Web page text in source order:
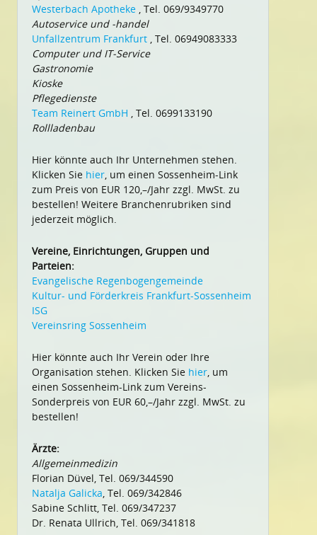
Westerbach Apotheke , Tel. 069/9349770
Autoservice und -handel
Unfallzentrum Frankfurt , Tel. 06949083333
Computer und IT-Service
Gastronomie
Kioske
Pflegedienste
Team Reinert GmbH , Tel. 0699133190
Rollladenbau
Hier könnte auch Ihr Unternehmen stehen.
Klicken Sie hier , um einen Sossenheim-Link
zum Preis von EUR 120,–/Jahr zzgl. MwSt. zu
bestellen! Weitere Branchenrubriken sind
jederzeit möglich.
Vereine, Einrichtungen, Gruppen und
Parteien:
Evangelische Regenbogengemeinde
Kultur- und Förderkreis Frankfurt-Sossenheim
ISG
Vereinsring Sossenheim
Hier könnte auch Ihr Verein oder Ihre
Organisation stehen. Klicken Sie hier , um
einen Sossenheim-Link zum Vereins-
Sonderpreis von EUR 60,–/Jahr zzgl. MwSt. zu
bestellen!
Ärzte:
Allgemeinmedizin
Florian Düvel, Tel. 069/344590
Natalja Galicka , Tel. 069/342846
Sabine Schlitt, Tel. 069/347237
Dr. Renata Ullrich, Tel. 069/341818